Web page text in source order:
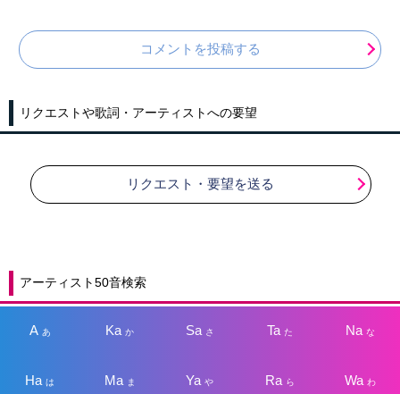
コメントを投稿する
リクエストや歌詞・アーティストへの要望
リクエスト・要望を送る
アーティスト50音検索
A あ Kaか Sa さ Taた Na な
Haは Ma ま Yaや Ra ら Wa わ